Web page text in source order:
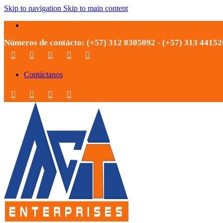
Skip to navigation Skip to main content
Números de contácto: (+57) 312 8305092 - (+57) 313
Contáctanos